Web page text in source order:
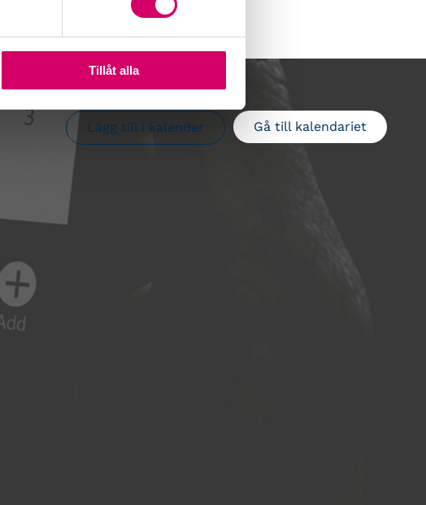
Tillåt alla
Gå till kalendariet
Lägg till i kalender